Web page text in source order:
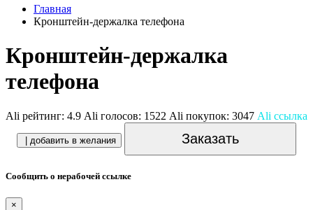
Главная
Кронштейн-держалка телефона
Кронштейн-держалка
телефона
Ali рейтинг: 4.9 Ali голосов: 1522 Ali покупок: 3047 Ali ссылка
| добавить в желания Заказать
Сообщить о нерабочей ссылке
×